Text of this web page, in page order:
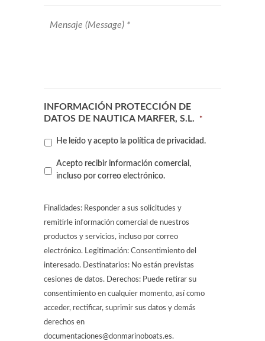
Message *
INFORMACIÓN PROTECCIÓN DE
DATOS DE NAUTICA MARFER, S.L.
*
He leído y acepto la política de privacidad.
Contacto
por
Acepto recibir información comercial,
incluso por correo electrónico.
Finalidades: Responder a sus solicitudes y
remitirle información comercial de nuestros
productos y servicios, incluso por correo
electrónico. Legitimación: Consentimiento del
interesado. Destinatarios: No están previstas
cesiones de datos. Derechos: Puede retirar su
consentimiento en cualquier momento, así como
acceder, rectificar, suprimir sus datos y demás
derechos en
documentaciones@donmarinoboats.es.